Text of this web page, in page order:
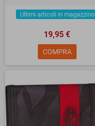
Ultimi articoli in magazzino
19,95 €
COMPRA